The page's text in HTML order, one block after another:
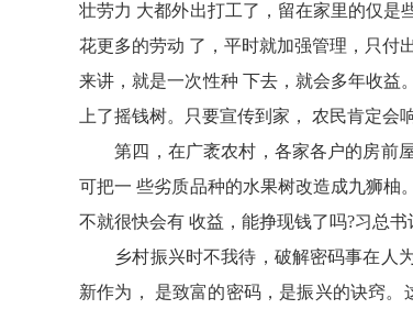
壮劳力 大都外出打工了，留在家里的仅是
花更多的劳动 了，平时就加强管理，只付
来讲，就是一次性种 下去，就会多年收益
上了摇钱树。只要宣传到家， 农民肯定会
第四，在广袤农村，各家各户的房前屋
可把一 些劣质品种的水果树改造成九狮柚
不就很快会有 收益，能挣现钱了吗?习总
乡村振兴时不我待，破解密码事在人为
新作为， 是致富的密码，是振兴的诀窍